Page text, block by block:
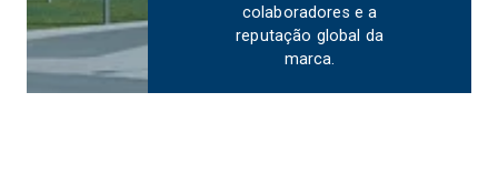
colaboradores e a
reputação global da
marca.